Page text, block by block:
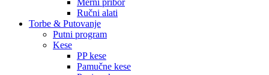
Merni pribor
Ručni alati
Torbe & Putovanje
Putni program
Kese
PP kese
Pamučne kese